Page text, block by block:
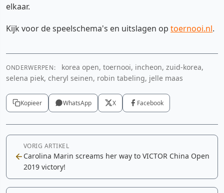
elkaar.
Kijk voor de speelschema's en uitslagen op toernooi.nl.
ONDERWERPEN:
korea open, toernooi, incheon, zuid-korea,
selena piek, cheryl seinen, robin tabeling, jelle maas
Kopieer WhatsApp X Facebook
VORIG ARTIKEL
Carolina Marin screams her way to VICTOR China Open
2019 victory!